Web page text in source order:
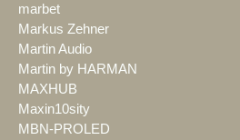
marbet
Markus Zehner
Martin Audio
Martin by HARMAN
MAXHUB
Maxin10sity
MBN-PROLED